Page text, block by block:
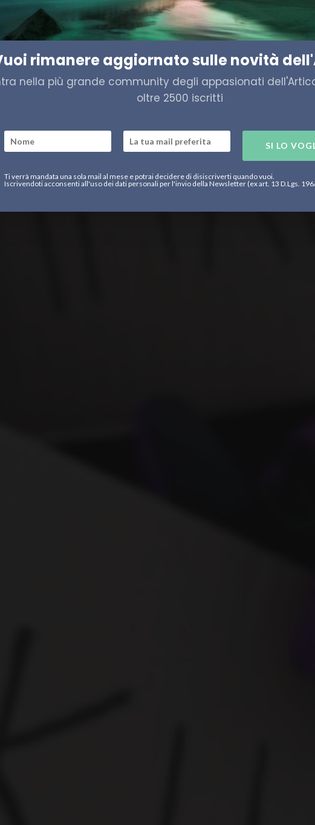
groenlandesi, tra
coloniale danese
rimanere aggiornato sulle novità
nella più grande community degli appasionati
oltre 2500 iscritti
SI LO
Ti verrà mandata una sola mail al mese e potrai decidere di disiscriverti quando vuoi.
Iscrivendoti acconsenti all'uso dei dati personali per l'invio della Newsletter (ex art. 13 D.Lgs.